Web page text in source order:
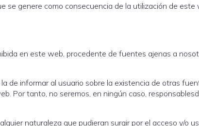
se genere como consecuencia de la utilización de este
en este web, procedente de fuentes ajenas a
de informar al usuario sobre la existencia de otras
Por tanto, no seremos, en ningún caso,
naturaleza que pudieran surgir por el acceso y/o